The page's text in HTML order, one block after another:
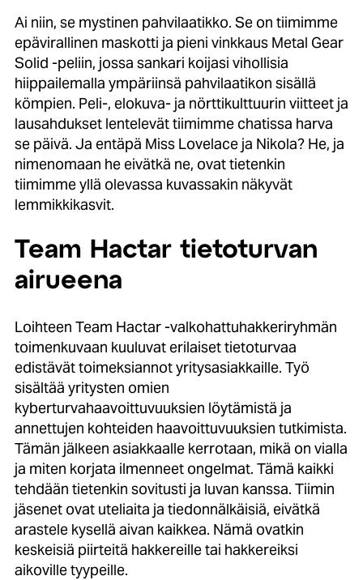
Ai niin, se mystinen pahvilaatikko. Se on tiimimme
epävirallinen maskotti ja pieni vinkkaus Metal Gear
Solid -peliin, jossa sankari koijasi vihollisia
hiippailemalla ympäriinsä pahvilaatikon sisällä
kömpien. Peli-, elokuva- ja nörttikulttuurin viitteet ja
lausahdukset lentelevät tiimimme chatissa harva
se päivä. Ja entäpä Miss Lovelace ja Nikola? He, ja
nimenomaan he eivätkä ne, ovat tietenkin
tiimimme yllä olevassa kuvassakin näkyvät
lemmikkikasvit.
Team Hactar tietoturvan
airueena
Loihteen Team Hactar -valkohattuhakkeriryhmän
toimenkuvaan kuuluvat erilaiset tietoturvaa
edistävät toimeksiannot yritysasiakkaille. Työ
sisältää yritysten omien
kyberturvahaavoittuvuuksien löytämistä ja
annettujen kohteiden haavoittuvuuksien tutkimista.
Tämän jälkeen asiakkaalle kerrotaan, mikä on vialla
ja miten korjata ilmenneet ongelmat. Tämä kaikki
tehdään tietenkin sovitusti ja luvan kanssa. Tiimin
jäsenet ovat uteliaita ja tiedonnälkäisiä, eivätkä
arastele kysellä aivan kaikkea. Nämä ovatkin
keskeisiä piirteitä hakkereille tai hakkereiksi
aikoville tyypeille.